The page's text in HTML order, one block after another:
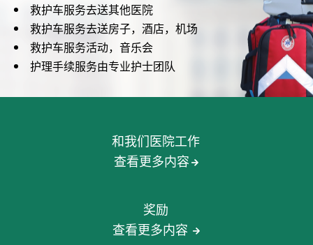
救护车服务去送其他医院
救护车服务去送房子，酒店，机场
救护车服务活动，音乐会
护理手续服务由专业护士团队
和我们医院工作
查看更多内容
奖励
查看更多内容